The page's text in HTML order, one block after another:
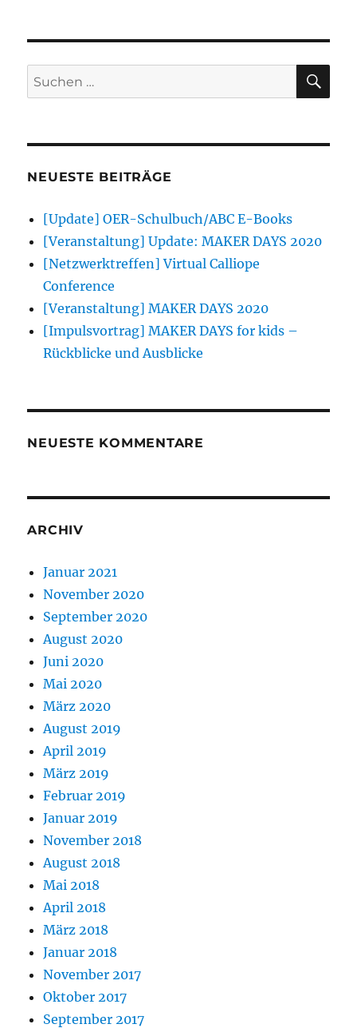
Stoffwürfeln
Suchen
nach:
NEUESTE BEITRÄGE
[Update] OER-Schulbuch/ABC E-Books
[Veranstaltung] Update: MAKER DAYS 2020
[Netzwerktreffen] Virtual Calliope
Conference
[Veranstaltung] MAKER DAYS 2020
[Impulsvortrag] MAKER DAYS for kids –
Rückblicke und Ausblicke
NEUESTE KOMMENTARE
ARCHIV
Januar 2021
November 2020
September 2020
August 2020
Juni 2020
Mai 2020
März 2020
August 2019
April 2019
März 2019
Februar 2019
Januar 2019
November 2018
August 2018
Mai 2018
April 2018
März 2018
Januar 2018
November 2017
Oktober 2017
September 2017